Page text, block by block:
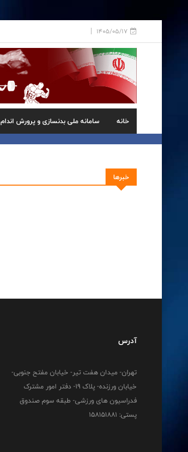
1405/05/17
خانه سامانه ملی بدنسازی و پرورش اندام
خبرها
آدرس
تهران- میدان هفت تیر- خیابان مفتح جنوبی-
خیابان ورزنده- پلاک 19- دفتر امور مشترک
فدراسیون های ورزشی- طبقه سوم صندوق
پستی: 158151881